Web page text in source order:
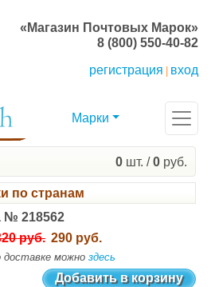
«Магазин Почтовых Марок»
8 (800) 550-40-82
регистрация
вход
Марки
0 шт. /0 руб.
по странам
№ 218562
руб. 290 руб.
доставке можно здесь
Добавить в корзину